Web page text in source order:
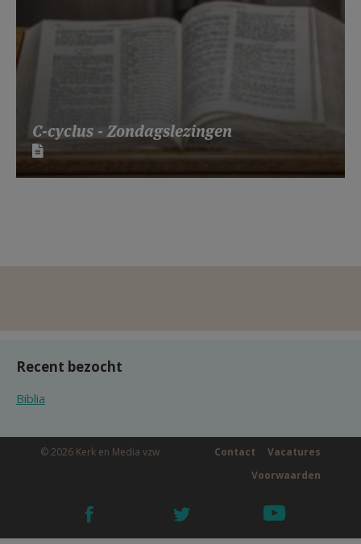
C-cyclus - Zondagslezingen
Recent bezocht
Biblia
© 2026 Kerk en Media vzw Vacatures
Contact
Voorwaarden